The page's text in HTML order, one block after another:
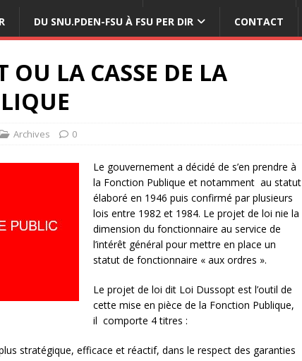
DU SNU.PDEN-FSU À FSU PER DIR CONTACT
OU LA CASSE DE LA
Archives 0
Le gouvernement a décidé de s’en prendre à
la Fonction Publique et notamment au statut
élaboré en 1946 puis confirmé par plusieurs
lois entre 1982 et 1984. Le projet de loi nie la
dimension du fonctionnaire au service de
l’intérêt général pour mettre en place un
statut de fonctionnaire « aux ordres ».
Le projet de loi dit Loi Dussopt est l’outil de
cette mise en pièce de la Fonction Publique,
il comporte 4 titres :
stratégique, efficace et réactif, dans le respect des garanties